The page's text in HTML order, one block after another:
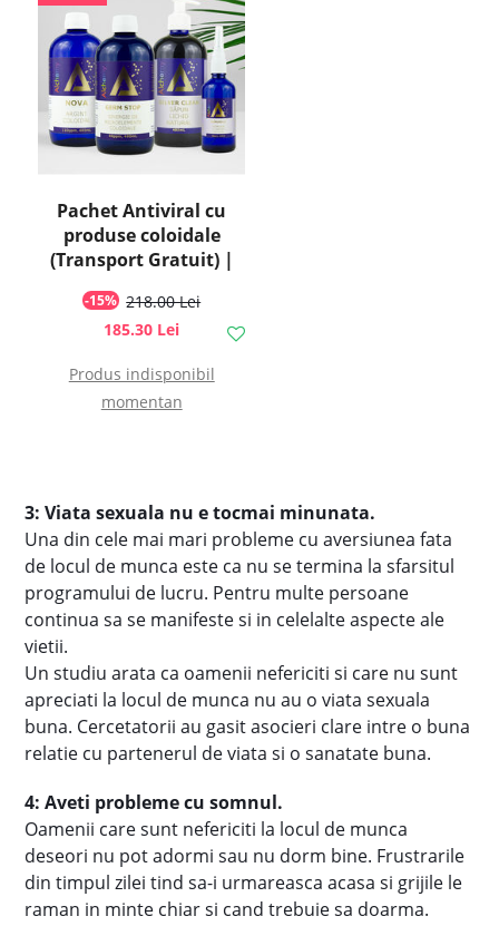
Pachet Antiviral cu
produse coloidale
(Transport Gratuit) |
-15% 218.00 Lei
185.30 Lei
Produs indisponibil
momentan
3: Viata sexuala nu e tocmai minunata.
Una din cele mai mari probleme cu aversiunea fata
de locul de munca este ca nu se termina la sfarsitul
programului de lucru. Pentru multe persoane
continua sa se manifeste si in celelalte aspecte ale
vietii.
Un studiu arata ca oamenii nefericiti si care nu sunt
apreciati la locul de munca nu au o viata sexuala
buna. Cercetatorii au gasit asocieri clare intre o buna
relatie cu partenerul de viata si o sanatate buna.
4: Aveti probleme cu somnul.
Oamenii care sunt nefericiti la locul de munca
deseori nu pot adormi sau nu dorm bine. Frustrarile
din timpul zilei tind sa-i urmareasca acasa si grijile le
raman in minte chiar si cand trebuie sa doarma.